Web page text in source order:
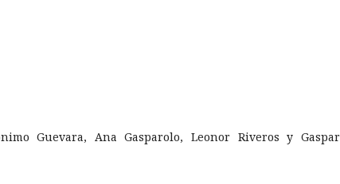
Guevara, Ana Gasparolo, Leonor Riveros y Gaspar